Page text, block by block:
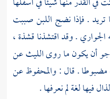
. فإذا نضج اللبن صببت
. وقد اقتشذنا قشذة ،
أن يكون ما روىالليثعن
، مضبوطا . قال : والمحفوظ عن
فيها لغة لم نعرفها .